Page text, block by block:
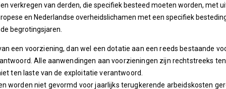
verkregen van derden, die specifiek besteed moeten worden, met
en Nederlandse overheidslichamen met een specifiek
begrotingsjaren.
een voorziening, dan wel een dotatie aan een reeds bestaande
Alle aanwendingen aan voorzieningen zijn rechtstreeks
ten laste van de exploitatie verantwoord.
worden niet gevormd voor jaarlijks terugkerende arbeidskosten